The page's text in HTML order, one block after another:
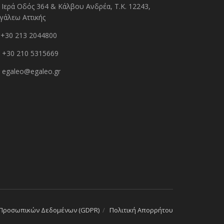
Ιερά Οδός 364 & Κάλβου Ανδρέα, Τ.Κ. 12243,
Αττικής
213 2044800
+30 210 5315669
egaleo@egaleo.gr
Δεδομένων (GDPR) Πολιτική Απορρήτου